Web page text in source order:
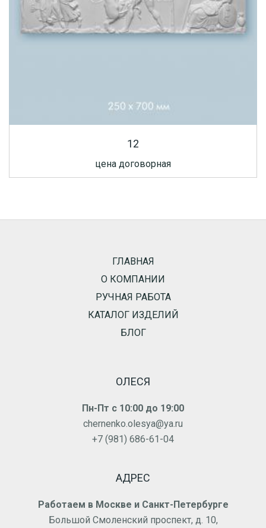
12
цена договорная
ГЛАВНАЯ
О КОМПАНИИ
РУЧНАЯ РАБОТА
КАТАЛОГ ИЗДЕЛИЙ
БЛОГ
ОЛЕСЯ
Пн-Пт с 10:00 до 19:00
chernenko.olesya@ya.ru
+7 (981) 686-61-04
АДРЕС
Работаем в Москве и Санкт-Петербурге
Большой Смоленский проспект, д. 10,